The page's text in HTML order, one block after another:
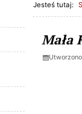
Jesteś tutaj:
Mała